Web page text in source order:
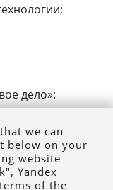
дело»:
we can
below on your
website
Yandex
of the